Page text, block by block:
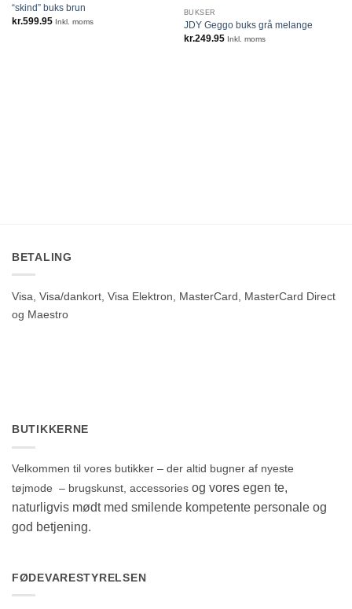
“skind” buks brun
kr.599.95 Inkl. moms
BUKSER
JDY Geggo buks grå melange
kr.249.95 Inkl. moms
BETALING
Visa, Visa/dankort, Visa Elektron, MasterCard, MasterCard Direct
og Maestro
BUTIKKERNE
Velkommen til vores butikker – der altid bugner af nyeste
tøjmode – brugskunst, accessories og vores egen te,
naturligvis mødt med smilende kompetente personale og
god betjening.
FØDEVARESTYRELSEN